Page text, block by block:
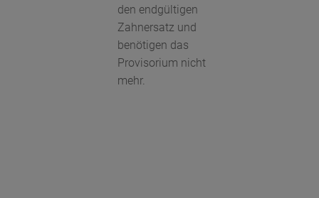
den endgültigen
Zahnersatz und
benötigen das
Provisorium nicht
mehr.